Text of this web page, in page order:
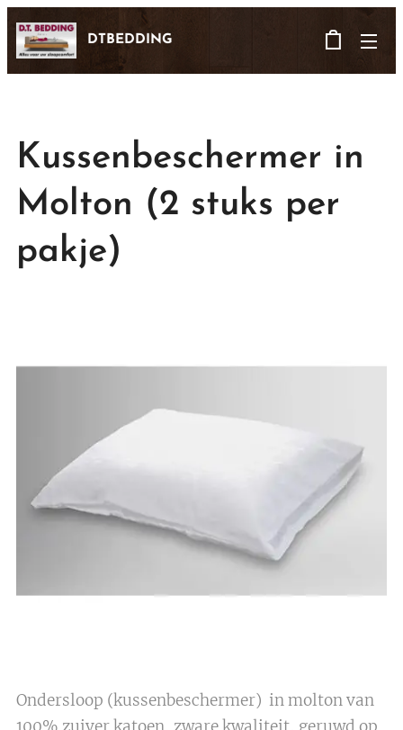
DTBEDDING
Kussenbeschermer in
Molton (2 stuks per
pakje)
Ondersloop (kussenbeschermer) in molton van